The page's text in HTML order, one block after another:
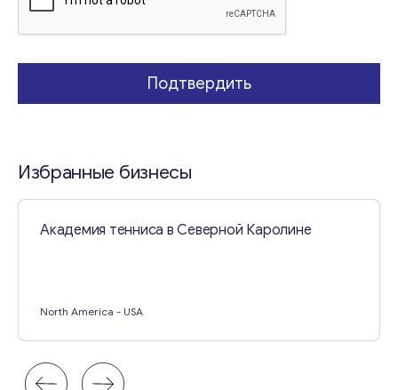
Свяжитесь со мной
Подтвердить
Избранные бизнесы
Академия тенниса в Северной Каролине
North America - USA